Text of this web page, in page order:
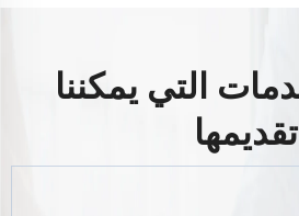
التي يمكننا
تقديمها